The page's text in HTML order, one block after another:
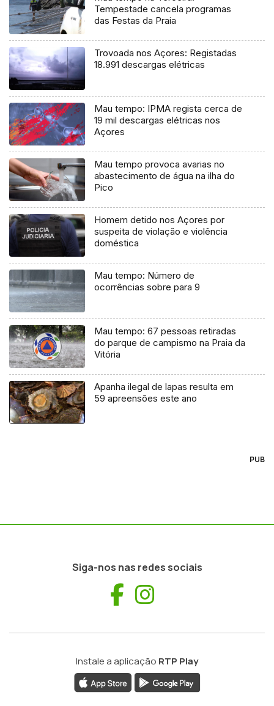
Tempestade cancela programas
das Festas da Praia
Trovoada nos Açores: Registadas
18.991 descargas elétricas
Mau tempo: IPMA regista cerca de
19 mil descargas elétricas nos
Açores
Mau tempo provoca avarias no
abastecimento de água na ilha do
Pico
Homem detido nos Açores por
suspeita de violação e violência
doméstica
Mau tempo: Número de
ocorrências sobre para 9
Mau tempo: 67 pessoas retiradas
do parque de campismo na Praia da
Vitória
Apanha ilegal de lapas resulta em
59 apreensões este ano
PUB
Siga-nos nas redes sociais
Facebook
Instale a aplicação RTP Play